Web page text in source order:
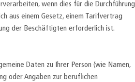
wenn dies für die Durchführung
aus einem Gesetz, einem Tarifvertrag
der Beschäftigten erforderlich ist.
Daten zu Ihrer Person (wie Namen,
oder Angaben zur beruflichen